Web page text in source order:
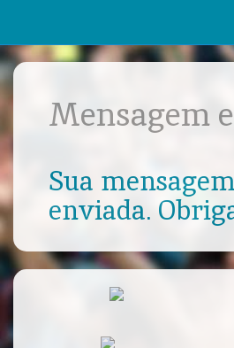
Mensagem
Sua
enviada.